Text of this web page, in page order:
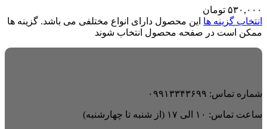
۵۳۰,۰۰۰ تومان
انتخاب گزینه ها این محصول دارای انواع مختلفی می باشد. گزینه ها
ممکن است در صفحه محصول انتخاب شوند
شماره تماس: ۰۹۹۱۳۳۴۳۶۹۹
ساعت تماس: ۱۰ الی ۱۷ (از شنبه تا چهارشنبه)